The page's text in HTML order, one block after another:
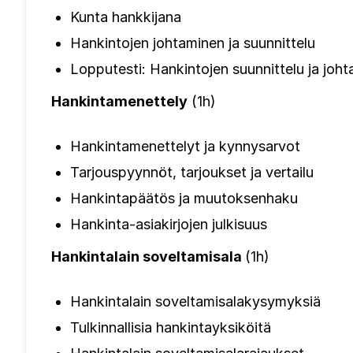
Kunta hankkijana
Hankintojen johtaminen ja suunnittelu
Lopputesti: Hankintojen suunnittelu ja
Hankintamenettely (1h)
Hankintamenettelyt ja kynnysarvot
Tarjouspyynnöt, tarjoukset ja vertailu
Hankintapäätös ja muutoksenhaku
Hankinta-asiakirjojen julkisuus
Hankintalain soveltamisala (1h)
Hankintalain soveltamisalakysymyksiä
Tulkinnallisia hankintayksiköitä